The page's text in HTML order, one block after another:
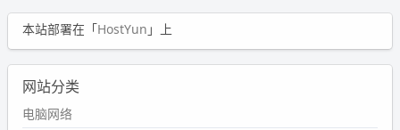
本站部署在「HostYun 」上
网站分类
电脑网络